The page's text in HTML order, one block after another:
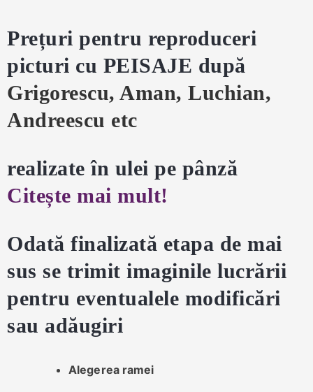
Prețuripentru reproduceri
picturi cu PEISAJE după
Grigorescu, Aman, Luchian,
Andreescu etc
realizate în ulei pe pânză
Citește mai mult!
Odată finalizată etapa de mai
sus se trimit imaginile lucrării
pentru eventualele modificări
sau adăugiri
Alegerea ramei